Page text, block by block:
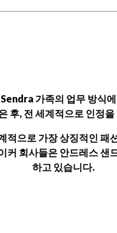
가족의 업무 방식
후, 전 세계적으로 인정
적으로 가장 상징적인 패
커 회사들은 안드레스 샌
하고 있습니다.